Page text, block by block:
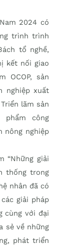
2024 có
trình trình
tổ nghề,
kết nối giao
OCOP, sản
nghiệp xuất
lãm sản
phẩm công
nông nghiệp
“Những giải
thống trong
nhân đã có
giải pháp
cùng với đại
sẻ về những
phát triển